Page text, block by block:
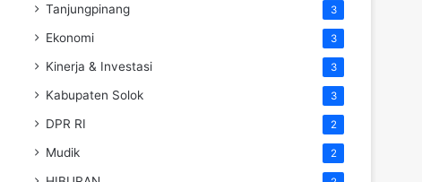
Tanjungpinang 3
Ekonomi 3
Kinerja & Investasi 3
Kabupaten Solok 3
DPR RI 2
Mudik 2